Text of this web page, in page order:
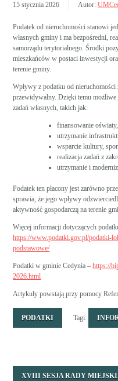
15 stycznia 2026 Autor:
Podatek od nieruchomości stanowi
własnych gminy i ma bezpośredni,
samorządu terytorialnego. Środki
mieszkańców w postaci inwestycji
terenie gminy.
Wpływy z podatku od
przewidywalny. Dzięki temu
zadań własnych, takich jak:
finansowanie
utrzymanie
wsparcie kultury,
realizacja zadań z
utrzymanie i
Podatek ten płacony jest zarówno
sprawia, że jego wpływy
aktywność gospodarczą na terenie
Więcej informacji dotyczących
https://www.podatki.gov.pl/podatki-
podstawowe/
Podatki w gminie Cedynia –https://
2026.html
Artykuły powstają przy pomocy
PODATKI Tagi:
XVIII SESJA RADY